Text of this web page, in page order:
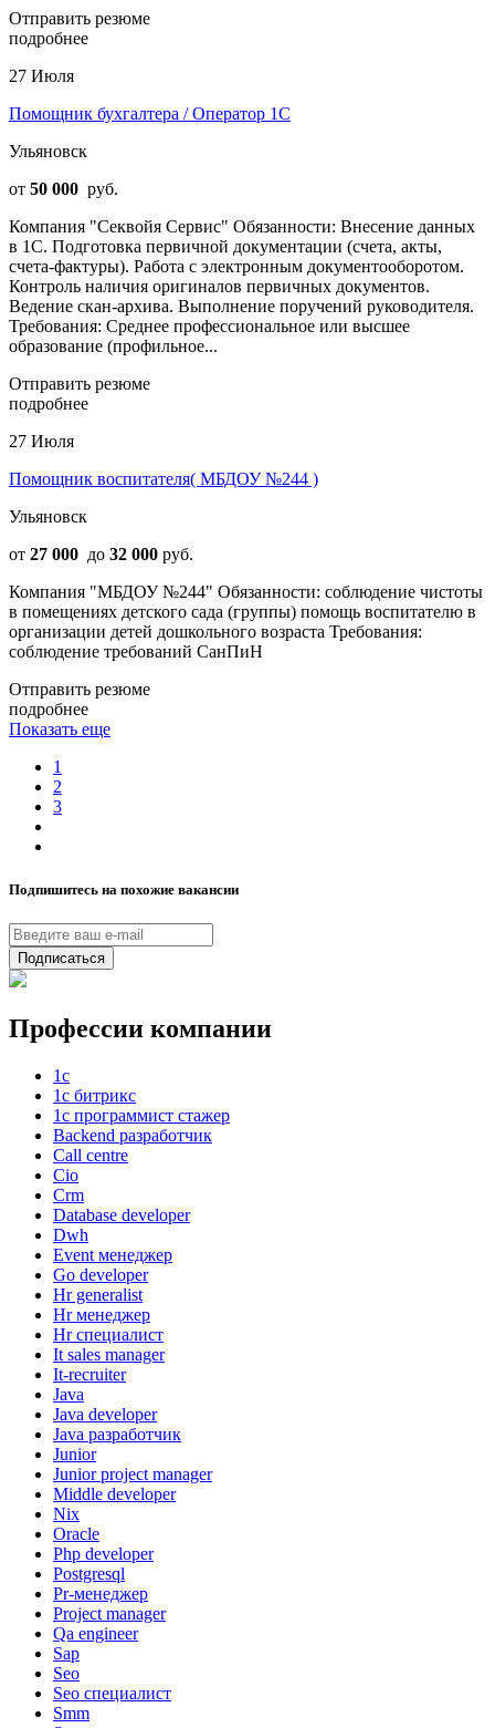
Отправить резюме
подробнее
27 Июля
Помощник бухгалтера / Оператор 1С
Ульяновск
от 50 000 руб.
Компания "Секвойя Сервис" Обязанности: Внесение данных
в 1С. Подготовка первичной документации (счета, акты,
счета-фактуры). Работа с электронным документооборотом.
Контроль наличия оригиналов первичных документов.
Ведение скан-архива. Выполнение поручений руководителя.
Требования: Среднее профессиональное или высшее
образование (профильное...
Отправить резюме
подробнее
27 Июля
Помощник воспитателя( МБДОУ №244 )
Ульяновск
от 27 000 до 32 000 руб.
Компания "МБДОУ №244" Обязанности: соблюдение чистоты
в помещениях детского сада (группы) помощь воспитателю в
организации детей дошкольного возраста Требования:
соблюдение требований СанПиН
Отправить резюме
подробнее
Показать еще
1
2
3
Подпишитесь на похожие вакансии
Подписаться
Профессии компании
1с
1с битрикс
1с программист стажер
Backend разработчик
Call centre
Cio
Crm
Database developer
Dwh
Event менеджер
Go developer
Hr generalist
Hr менеджер
Hr специалист
It sales manager
It-recruiter
Java
Java developer
Java разработчик
Junior
Junior project manager
Middle developer
Nix
Oracle
Php developer
Postgresql
Pr-менеджер
Project manager
Qa engineer
Sap
Seo
Seo специалист
Smm